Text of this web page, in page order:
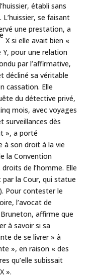
établi sans
se faisant
une prestation, a
X si elle avait bien «
pour une relation
par l’affirmative,
décliné sa véritable
cassation. Elle
du détective privé,
mois, avec voyages
surveillances dès
», a porté
à son droit à la vie
la Convention
de l’homme. Elle
par la Cour, qui statue
). Pour contester le
l’avocat de
affirme que
à savoir si sa
de se livrer » à
», en raison « des
qu’elle subissait
».